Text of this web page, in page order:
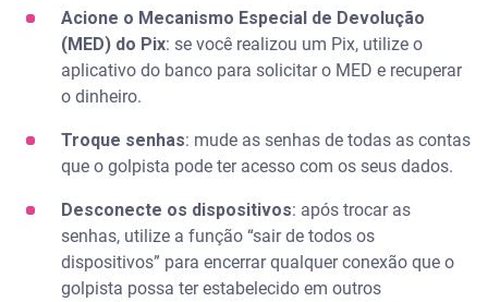
Acione o Mecanismo Especial de Devolução
(MED) do Pix: se você realizou um Pix, utilize o
aplicativo do banco para solicitar o MED e recuperar
o dinheiro.
Troque senhas: mude as senhas de todas as contas
que o golpista pode ter acesso com os seus dados.
Desconecte os dispositivos: após trocar as
senhas, utilize a função “sair de todos os
dispositivos” para encerrar qualquer conexão que o
golpista possa ter estabelecido em outros